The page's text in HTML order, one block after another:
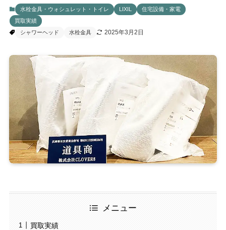
水栓金具・ウォシュレット・トイレ LIXIL
住宅設備・家電
買取実績
シャワーヘッド
水栓金具 2025年3月2日
メニュー
買取実績